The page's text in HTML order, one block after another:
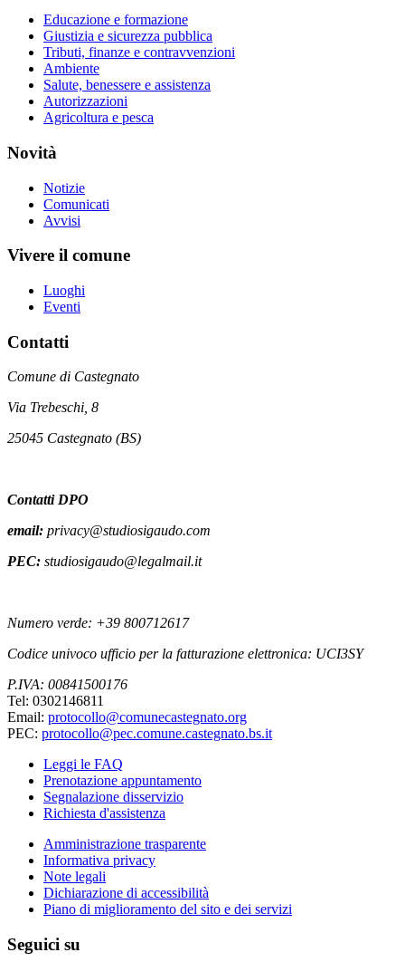
Educazione e formazione
Giustizia e sicurezza pubblica
Tributi, finanze e contravvenzioni
Ambiente
Salute, benessere e assistenza
Autorizzazioni
Agricoltura e pesca
Novità
Notizie
Comunicati
Avvisi
Vivere il comune
Luoghi
Eventi
Contatti
Comune di Castegnato
Via Trebeschi, 8
25045 Castegnato (BS)
Contatti DPO
email: privacy@studiosigaudo.com
PEC: studiosigaudo@legalmail.it
Numero verde: +39 800712617
Codice univoco ufficio per la fatturazione elettronica: UCI3SY
P.IVA: 00841500176
Tel: 0302146811
Email: protocollo@comunecastegnato.org
PEC: protocollo@pec.comune.castegnato.bs.it
Leggi le FAQ
Prenotazione appuntamento
Segnalazione disservizio
Richiesta d'assistenza
Amministrazione trasparente
Informativa privacy
Note legali
Dichiarazione di accessibilità
Piano di miglioramento del sito e dei servizi
Seguici su